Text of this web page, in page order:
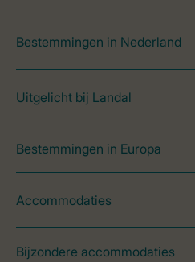
Bestemmingen in Nederland
Uitgelicht bij Landal
Bestemmingen in Europa
Accommodaties
Bijzondere accommodaties